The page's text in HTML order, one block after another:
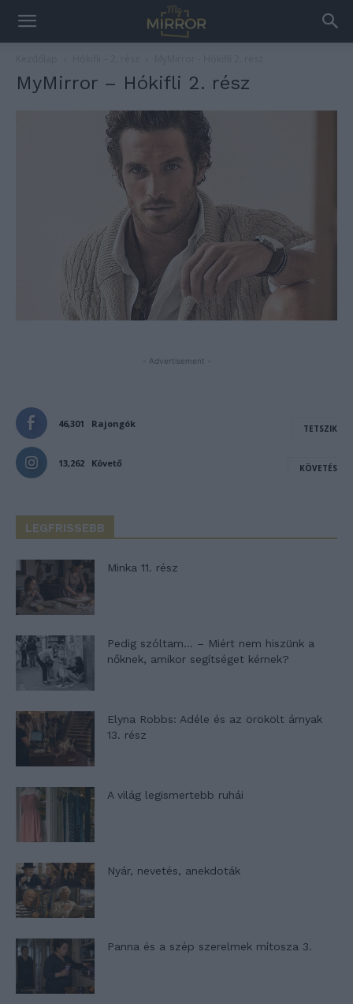
MyMirror – Hókifli 2. rész
- Advertisement -
46,301 Rajongók TETSZIK
13,262 Követő KÖVETÉS
LEGFRISSEBB
Minka 11. rész
Pedig szóltam… – Miért nem hiszünk a
nőknek, amikor segítséget kérnek?
Elyna Robbs: Adéle és az örökölt árnyak
13. rész
A világ legismertebb ruhái
Nyár, nevetés, anekdoták
Panna és a szép szerelmek mítosza 3.